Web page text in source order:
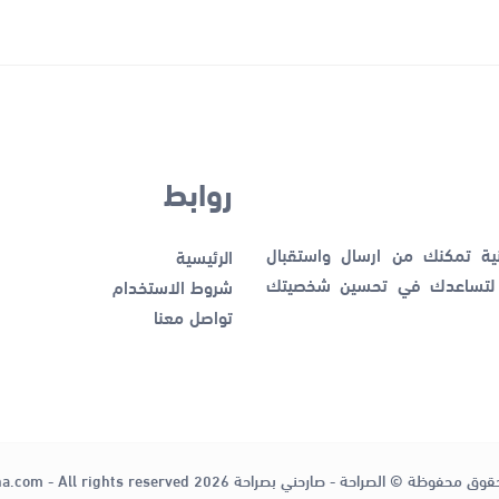
تمكنك من ارسال واستقبال
لتساعدك في تحسين شخصيتك
روابط
الرئيسية
شروط الاستخدام
تواصل معنا
محفوظة © الصراحة - صارحني بصراحة 2026 - All rights reserved